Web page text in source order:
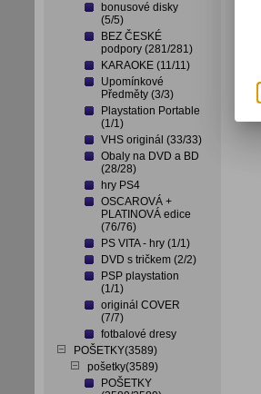
bonusové disky
(5/5)
BEZ ČESKÉ
podpory (281/281)
KARAOKE (11/11)
Upomínkové
Předměty (3/3)
Playstation Portable
(1/1)
VHS originál (33/33)
Obaly na DVD a BD
(28/28)
hry PS4
OSCAROVÁ +
PLATINOVÁ edice
(76/76)
PS VITA - hry (1/1)
DVD s tričkem (2/2)
PSP playstation
(1/1)
originál COVER
(7/7)
fotbalové dresy
POŠETKY(3589)
pošetky(3589)
POŠETKY